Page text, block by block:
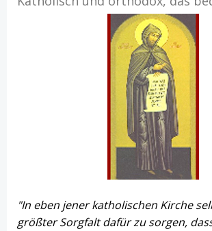
"In eben jener katholischen Kirche
größter Sorgfalt dafür zu sorgen,